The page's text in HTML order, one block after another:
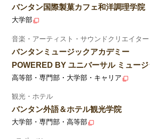
バンタン国際製菓カフェ和洋調理学院
大学部
音楽・アーティスト・サウンドクリエイター
バンタンミュージックアカデミー
POWERED BY ユニバーサル ミュージ
高等部・専門部・大学部・キャリア
観光・ホテル
バンタン外語＆ホテル観光学院
大学部・専門部・高等部